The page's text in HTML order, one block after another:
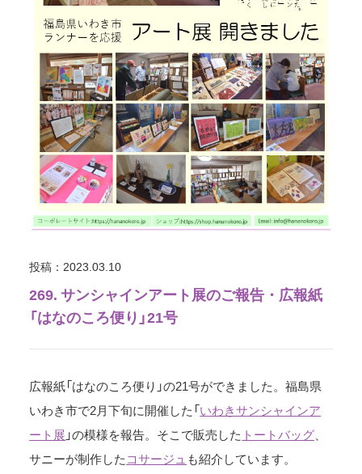
投稿：2023.03.10
269. サンシャインアート展のご報告・広報紙
「はなのころ便り」21号
広報紙「はなのころ便り」の21号ができました。福島県
いわき市で2月下旬に開催した「いわきサンシャインア
ート展 」の模様を報告。そこで販売した トートバッグ、
サニーが制作したコサージュ も紹介しています。